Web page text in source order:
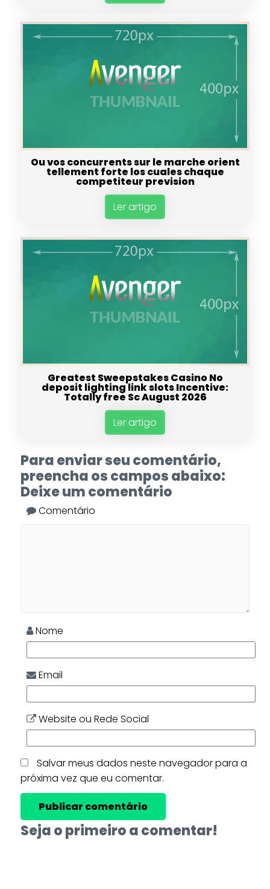
Ou vos concurrents sur le marche orient
tellement forte los cuales chaque
competiteur prevision
Ler artigo
Greatest Sweepstakes Casino No
deposit lighting link slots Incentive:
Totally free Sc August 2026
Ler artigo
Para enviar seu comentário,
preencha os campos abaixo:
Deixe um comentário
Comentário
Nome
Email
Website ou Rede Social
Salvar meus dados neste navegador para a
próxima vez que eu comentar.
Seja o primeiro a comentar!